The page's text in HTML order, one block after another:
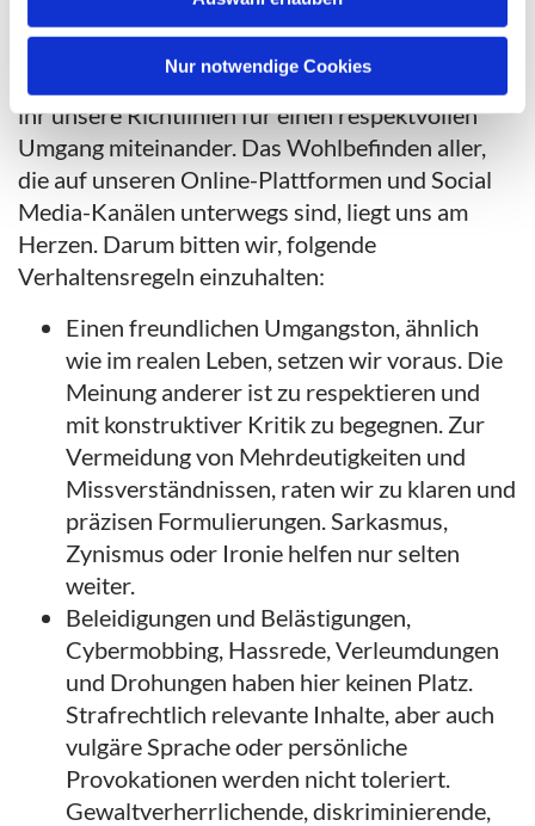
Nur notwendige Cookies
sachliche Diskussionen. Verschiedene Ansichten
dürfen geteilt werden, der konstruktiven
Austausch mit anderen ist uns wichtig. Hier lest
ihr unsere Richtlinien für einen respektvollen
Umgang miteinander. Das Wohlbefinden aller,
die auf unseren Online-Plattformen und Social
Media-Kanälen unterwegs sind, liegt uns am
Herzen. Darum bitten wir, folgende
Verhaltensregeln einzuhalten:
Einen freundlichen Umgangston, ähnlich
wie im realen Leben, setzen wir voraus. Die
Meinung anderer ist zu respektieren und
mit konstruktiver Kritik zu begegnen. Zur
Vermeidung von Mehrdeutigkeiten und
Missverständnissen, raten wir zu klaren und
präzisen Formulierungen. Sarkasmus,
Zynismus oder Ironie helfen nur selten
weiter.
Beleidigungen und Belästigungen,
Cybermobbing, Hassrede, Verleumdungen
und Drohungen haben hier keinen Platz.
Strafrechtlich relevante Inhalte, aber auch
vulgäre Sprache oder persönliche
Provokationen werden nicht toleriert.
Gewaltverherrlichende, diskriminierende,